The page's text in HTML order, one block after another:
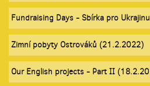
Fundraising Days - Sbírka pro
Zimní pobyty Ostrováků (21.2.2022)
Our English projects - Part II